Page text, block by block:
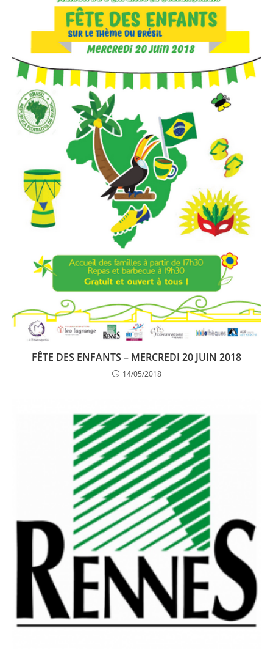
FÊTE DES ENFANTS – MERCREDI 20 JUIN 2018
14/05/2018